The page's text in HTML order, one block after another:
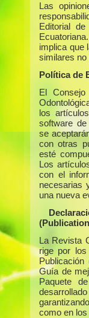
Las
Editorial
implica que
similares no
Política de
El
los
software
se
con otras
esté
Los
con el
necesarias
una nueva
La Revista
rige por los
Publicación
Guía de
Paquete
como en